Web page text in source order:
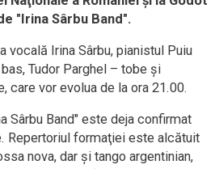
"Irina Sârbu Band".
vocală Irina Sârbu, pianistul Puiu
Tudor Parghel – tobe şi
vor evolua de la ora 21.00.
Sârbu Band" este deja confirmat
Repertoriul formaţiei este alcătuit
nova, dar şi tango argentinian,